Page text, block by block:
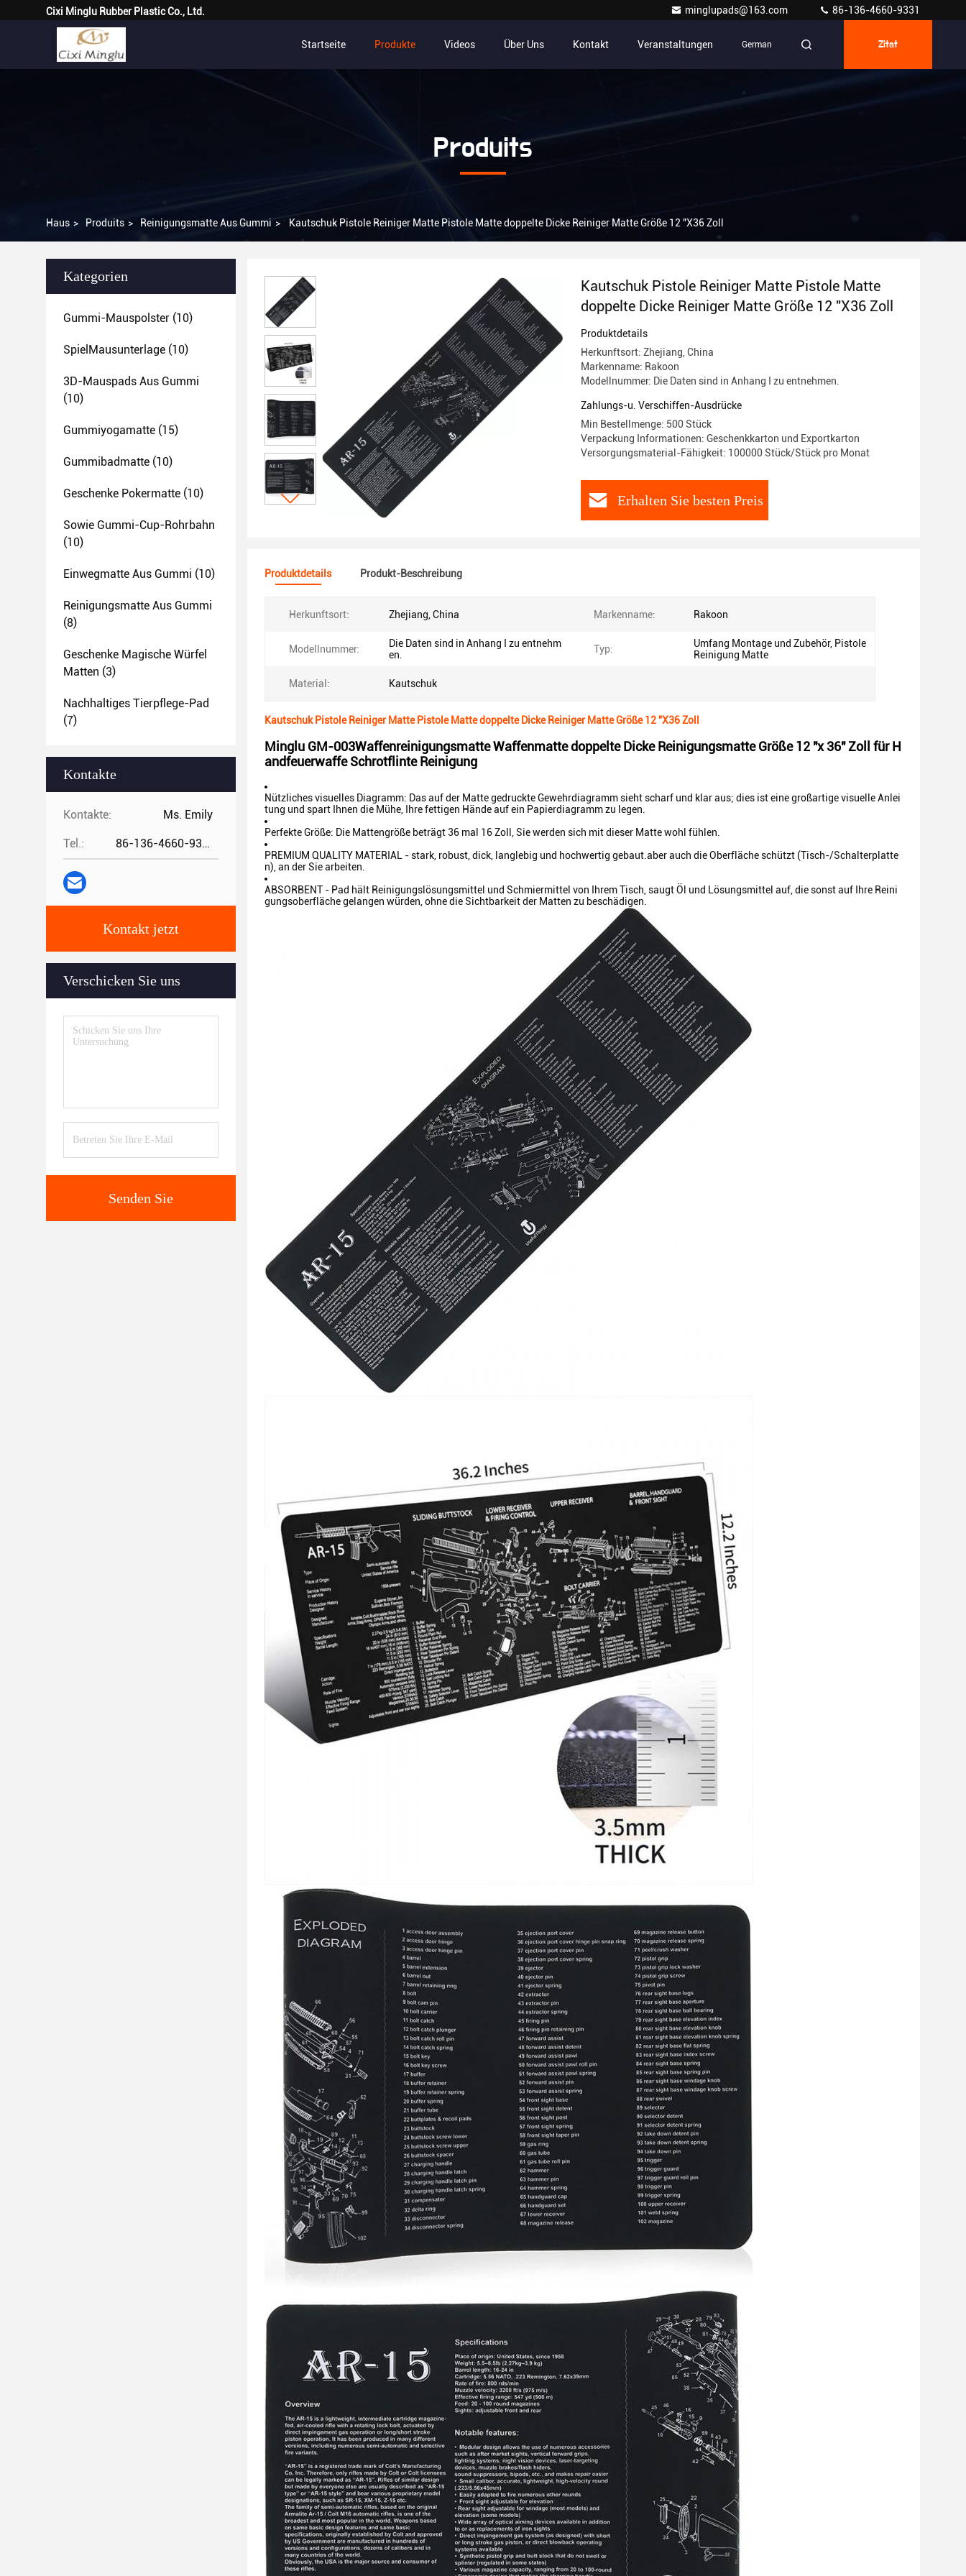
Cixi Minglu Rubber Plastic Co., Ltd. minglupads@163.com 86-136-4660-9331
Startseite Produkte Videos Über Uns Kontakt Veranstaltungen German Zitat
Produits
Haus > Produits > Reinigungsmatte Aus Gummi > Kautschuk Pistole Reiniger Matte Pistole Matte doppelte Dicke Reiniger Matte Größe 12 "X36 Zoll
Kategorien
Gummi-Mauspolster (10)
SpielMausunterlage (10)
3D-Mauspads Aus Gummi
(10)
Gummiyogamatte (15)
Gummibadmatte (10)
Geschenke Pokermatte (10)
Sowie Gummi-Cup-Rohrbahn
(10)
Einwegmatte Aus Gummi (10)
Reinigungsmatte Aus Gummi
(8)
Geschenke Magische Würfel
Matten (3)
Nachhaltiges Tierpflege-Pad
(7)
Kontakte
Kontakte: Ms. Emily
Tel.: 86-136-4660-9331
Kontakt jetzt
Verschicken Sie uns
Senden Sie
Kautschuk Pistole Reiniger Matte Pistole Matte
doppelte Dicke Reiniger Matte Größe 12 "X36 Zoll
Produktdetails
Herkunftsort: Zhejiang, China
Markenname: Rakoon
Modellnummer: Die Daten sind in Anhang I zu entnehmen.
Zahlungs-u. Verschiffen-Ausdrücke
Min Bestellmenge: 500 Stück
Verpackung Informationen: Geschenkkarton und Exportkarton
Versorgungsmaterial-Fähigkeit: 100000 Stück/Stück pro Monat
Erhalten Sie besten Preis
Produktdetails Produkt-Beschreibung
Herkunftsort: Zhejiang, China Markenname: Rakoon
Modellnummer:
Die Daten sind in Anhang I zu entnehm
en.
Typ:
Umfang Montage und Zubehör, Pistole
Reinigung Matte
Material: Kautschuk
Kautschuk Pistole Reiniger Matte Pistole Matte doppelte Dicke Reiniger Matte Größe 12 "X36 Zoll
Minglu GM-003Waffenreinigungsmatte Waffenmatte doppelte Dicke Reinigungsmatte Größe 12 "x 36" Zoll für H
andfeuerwaffe Schrotflinte Reinigung
Nützliches visuelles Diagramm: Das auf der Matte gedruckte Gewehrdiagramm sieht scharf und klar aus; dies ist eine großartige visuelle Anlei
tung und spart Ihnen die Mühe, Ihre fettigen Hände auf ein Papierdiagramm zu legen.
Perfekte Größe: Die Mattengröße beträgt 36 mal 16 Zoll, Sie werden sich mit dieser Matte wohl fühlen.
PREMIUM QUALITY MATERIAL - stark, robust, dick, langlebig und hochwertig gebaut.aber auch die Oberfläche schützt (Tisch-/Schalterplatte
n), an der Sie arbeiten.
ABSORBENT - Pad hält Reinigungslösungsmittel und Schmiermittel von Ihrem Tisch, saugt Öl und Lösungsmittel auf, die sonst auf Ihre Reini
gungsoberfläche gelangen würden, ohne die Sichtbarkeit der Matten zu beschädigen.